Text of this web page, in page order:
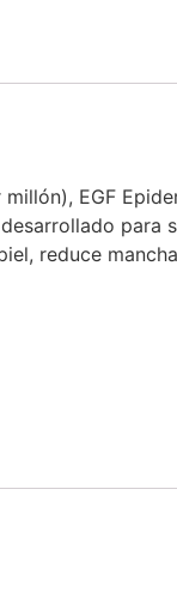
EGF
para
reduce